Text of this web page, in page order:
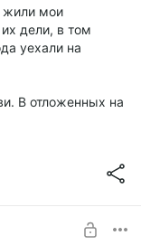
жили мои
дели, в том
уехали на
В отложенных на